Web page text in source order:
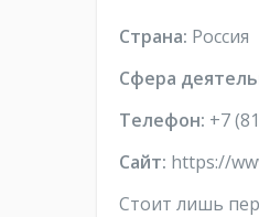
Страна: Россия
Сфера
Телефон: +7
Сайт: https://
Стоит лишь